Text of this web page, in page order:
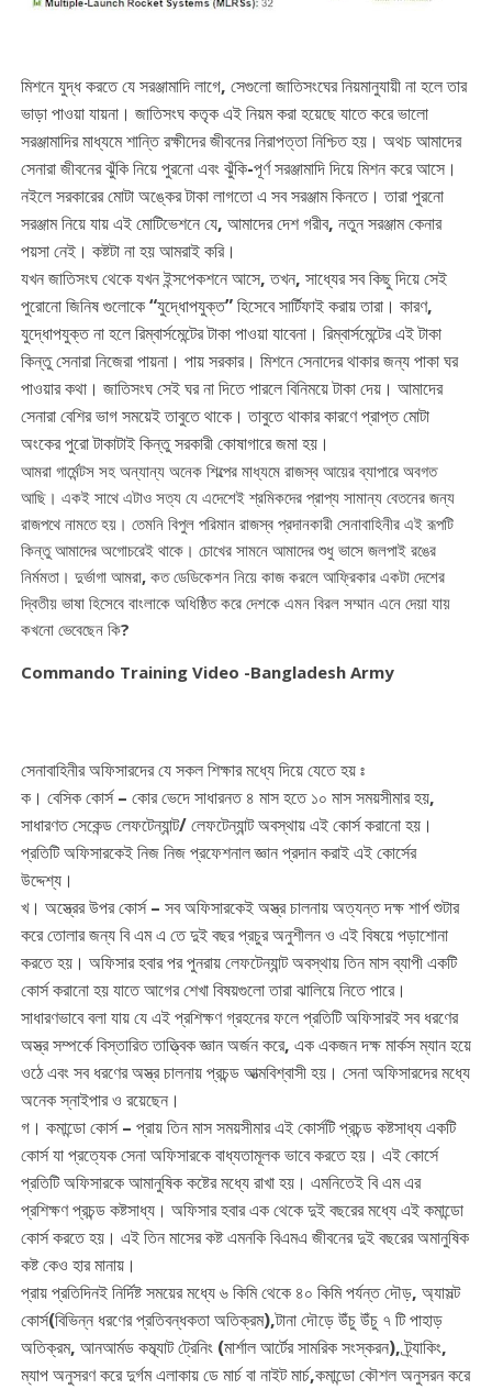
মিশনে যুদ্ধ করতে যে সরঞ্জামাদি লাগে, সেগুলো জাতিসংঘের নিয়মানুযায়ী না হলে তার
ভাড়া পাওয়া যায়না। জাতিসংঘ কতৃক এই নিয়ম করা হয়েছে যাতে করে ভালো
সরঞ্জামাদির মাধ্যমে শান্তি রক্ষীদের জীবনের নিরাপত্তা নিশ্চিত হয়। অথচ আমাদের
সেনারা জীবনের ঝুঁকি নিয়ে পুরনো এবং ঝুঁকি-পূর্ণ সরঞ্জামাদি দিয়ে মিশন করে আসে।
নইলে সরকারের মোটা অঙ্কের টাকা লাগতো এ সব সরঞ্জাম কিনতে। তারা পুরনো
সরঞ্জাম নিয়ে যায় এই মোটিভেশনে যে, আমাদের দেশ গরীব, নতুন সরঞ্জাম কেনার
পয়সা নেই। কষ্টটা না হয় আমরাই করি।
যখন জাতিসংঘ থেকে যখন ইন্সপেকশনে আসে, তখন, সাধ্যের সব কিছু দিয়ে সেই
পুরোনো জিনিষ গুলোকে “যুদ্ধোপযুক্ত” হিসেবে সার্টিফাই করায় তারা। কারণ,
যুদ্ধোপযুক্ত না হলে রিম্বার্সমেন্টের টাকা পাওয়া যাবেনা। রিম্বার্সমেন্টের এই টাকা
কিন্তু সেনারা নিজেরা পায়না। পায় সরকার। মিশনে সেনাদের থাকার জন্য পাকা ঘর
পাওয়ার কথা। জাতিসংঘ সেই ঘর না দিতে পারলে বিনিময়ে টাকা দেয়। আমাদের
সেনারা বেশির ভাগ সময়েই তাবুতে থাকে। তাবুতে থাকার কারণে প্রাপ্ত মোটা
অংকের পুরো টাকাটাই কিন্তু সরকারী কোষাগারে জমা হয়।
আমরা গার্মেন্টস সহ অন্যান্য অনেক শিল্পের মাধ্যমে রাজস্ব আয়ের ব্যাপারে অবগত
আছি। একই সাথে এটাও সত্য যে এদেশেই শ্রমিকদের প্রাপ্য সামান্য বেতনের জন্য
রাজপথে নামতে হয়। তেমনি বিপুল পরিমান রাজস্ব প্রদানকারী সেনাবাহিনীর এই রূপটি
কিন্তু আমাদের অগোচরেই থাকে। চোখের সামনে আমাদের শুধু ভাসে জলপাই রঙের
নির্মমতা। দুর্ভাগা আমরা, কত ডেডিকেশন নিয়ে কাজ করলে আফ্রিকার একটা দেশের
দ্বিতীয় ভাষা হিসেবে বাংলাকে অধিষ্ঠিত করে দেশকে এমন বিরল সম্মান এনে দেয়া যায়
কখনো ভেবেছেন কি?
Commando Training Video -Bangladesh Army
সেনাবাহিনীর অফিসারদের যে সকল শিক্ষার মধ্যে দিয়ে যেতে হয় ঃ
ক। বেসিক কোর্স – কোর ভেদে সাধারনত ৪ মাস হতে ১০ মাস সময়সীমার হয়,
সাধারণত সেকেন্ড লেফটেন্যান্ট/ লেফটেন্যান্ট অবস্থায় এই কোর্স করানো হয়।
প্রতিটি অফিসারকেই নিজ নিজ প্রফেশনাল জ্ঞান প্রদান করাই এই কোর্সের
উদ্দেশ্য।
খ। অস্ত্রের উপর কোর্স – সব অফিসারকেই অস্ত্র চালনায় অত্যন্ত দক্ষ শার্প শুটার
করে তোলার জন্য বি এম এ তে দুই বছর প্রচুর অনুশীলন ও এই বিষয়ে পড়াশোনা
করতে হয়। অফিসার হবার পর পুনরায় লেফটেন্যান্ট অবস্থায় তিন মাস ব্যাপী একটি
কোর্স করানো হয় যাতে আগের শেখা বিষয়গুলো তারা ঝালিয়ে নিতে পারে।
সাধারণভাবে বলা যায় যে এই প্রশিক্ষণ গ্রহনের ফলে প্রতিটি অফিসারই সব ধরণের
অস্ত্র সম্পর্কে বিস্তারিত তাত্ত্বিক জ্ঞান অর্জন করে, এক একজন দক্ষ মার্কস ম্যান হয়ে
ওঠে এবং সব ধরণের অস্ত্র চালনায় প্রচন্ড আত্মবিশ্বাসী হয়। সেনা অফিসারদের মধ্যে
অনেক স্নাইপার ও রয়েছেন।
গ। কমান্ডো কোর্স – প্রায় তিন মাস সময়সীমার এই কোর্সটি প্রচন্ড কষ্টসাধ্য একটি
কোর্স যা প্রত্যেক সেনা অফিসারকে বাধ্যতামূলক ভাবে করতে হয়। এই কোর্সে
প্রতিটি অফিসারকে আমানুষিক কষ্টের মধ্যে রাখা হয়। এমনিতেই বি এম এর
প্রশিক্ষণ প্রচন্ড কষ্টসাধ্য। অফিসার হবার এক থেকে দুই বছরের মধ্যে এই কমান্ডো
কোর্স করতে হয়। এই তিন মাসের কষ্ট এমনকি বিএমএ জীবনের দুই বছরের অমানুষিক
কষ্ট কেও হার মানায়।
প্রায় প্রতিদিনই নির্দিষ্ট সময়ের মধ্যে ৬ কিমি থেকে ৪০ কিমি পর্যন্ত দৌড়, অ্যাসল্ট
কোর্স(বিভিন্ন ধরণের প্রতিবন্ধকতা অতিক্রম),টানা দৌড়ে উঁচু উঁচু ৭ টি পাহাড়
অতিক্রম, আনআর্মড কম্ব্যাট ট্রেনিং (মার্শাল আর্টের সামরিক সংস্করন), ট্র্যাকিং,
ম্যাপ অনুসরণ করে দুর্গম এলাকায় ডে মার্চ বা নাইট মার্চ,কমান্ডো কৌশল অনুসরন করে